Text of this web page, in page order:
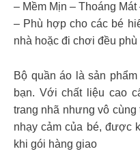
– Mềm Mịn – Thoáng Mát
– Phù hợp cho các bé
nhà hoặc đi chơi đều phù
Bộ quần áo là sản
bạn. Với chất liệu cao
trang nhã nhưng vô
nhạy cảm của bé, được
khi gói hàng giao